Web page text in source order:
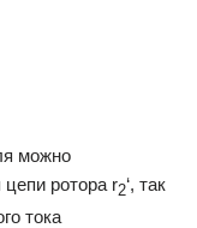
можно
цепи ротора r2‘, так
тока